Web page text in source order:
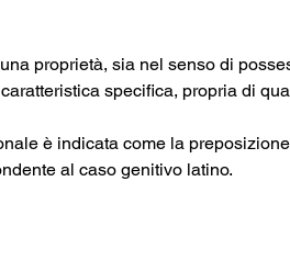
proprietà, sia nel senso di
specifica, propria di
è indicata come la
al caso genitivo latino.